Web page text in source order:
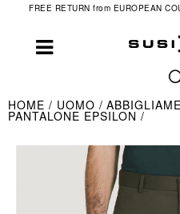
FREE RETURN from EUROPEAN
HOME UOMO
PANTALONE EPSILON